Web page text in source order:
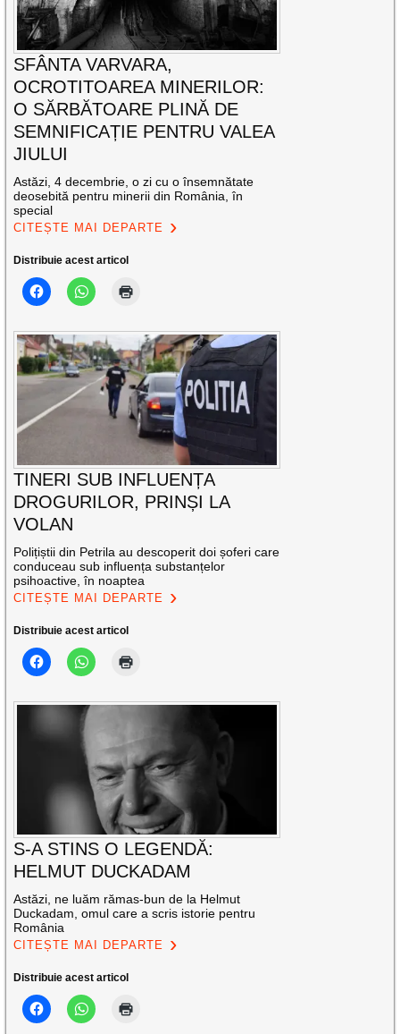
SFÂNTA VARVARA,
OCROTITOAREA MINERILOR:
O SĂRBĂTOARE PLINĂ DE
SEMNIFICAȚIE PENTRU VALEA
JIULUI
Astăzi, 4 decembrie, o zi cu o însemnătate
deosebită pentru minerii din România, în
special
CITEȘTE MAI DEPARTE
Distribuie acest articol
TINERI SUB INFLUENȚA
DROGURILOR, PRINȘI LA
VOLAN
Polițiștii din Petrila au descoperit doi șoferi care
conduceau sub influența substanțelor
psihoactive, în noaptea
CITEȘTE MAI DEPARTE
Distribuie acest articol
S-A STINS O LEGENDĂ:
HELMUT DUCKADAM
Astăzi, ne luăm rămas-bun de la Helmut
Duckadam, omul care a scris istorie pentru
România
CITEȘTE MAI DEPARTE
Distribuie acest articol